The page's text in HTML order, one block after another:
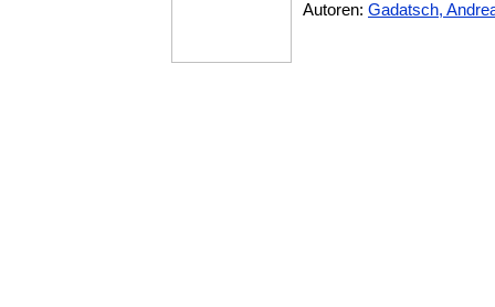
Autoren: Gadatsch,